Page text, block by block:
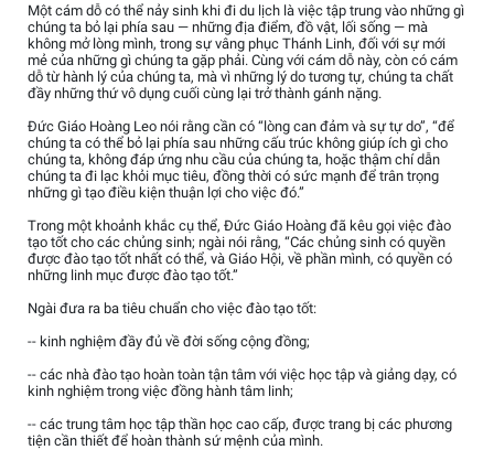
Một cám dỗ có thể nảy sinh khi đi du lịch là việc tập trung vào những gì
chúng ta bỏ lại phía sau — những địa điểm, đồ vật, lối sống — mà
không mở lòng mình, trong sự vâng phục Thánh Linh, đối với sự mới
mẻ của những gì chúng ta gặp phải. Cùng với cám dỗ này, còn có cám
dỗ từ hành lý của chúng ta, mà vì những lý do tương tự, chúng ta chất
đầy những thứ vô dụng cuối cùng lại trở thành gánh nặng.
Đức Giáo Hoàng Leo nói rằng cần có “lòng can đảm và sự tự do”, “để
chúng ta có thể bỏ lại phía sau những cấu trúc không giúp ích gì cho
chúng ta, không đáp ứng nhu cầu của chúng ta, hoặc thậm chí dẫn
chúng ta đi lạc khỏi mục tiêu, đồng thời có sức mạnh để trân trọng
những gì tạo điều kiện thuận lợi cho việc đó.”
Trong một khoảnh khắc cụ thể, Đức Giáo Hoàng đã kêu gọi việc đào
tạo tốt cho các chủng sinh; ngài nói rằng, “Các chủng sinh có quyền
được đào tạo tốt nhất có thể, và Giáo Hội, về phần mình, có quyền có
những linh mục được đào tạo tốt.”
Ngài đưa ra ba tiêu chuẩn cho việc đào tạo tốt:
-- kinh nghiệm đầy đủ về đời sống cộng đồng;
-- các nhà đào tạo hoàn toàn tận tâm với việc học tập và giảng dạy, có
kinh nghiệm trong việc đồng hành tâm linh;
-- các trung tâm học tập thần học cao cấp, được trang bị các phương
tiện cần thiết để hoàn thành sứ mệnh của mình.